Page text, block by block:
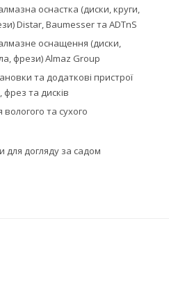
оснастка (диски, круги,
Distar, Baumesser та ADTnS
оснащення (диски,
фрези) Almaz Group
та додаткові пристрої
фрез та дисків
та сухого
для догляду за садом